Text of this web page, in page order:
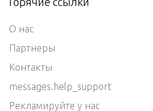
О нас
Партнеры
Контакты
messages.help_support
Рекламируйте у нас